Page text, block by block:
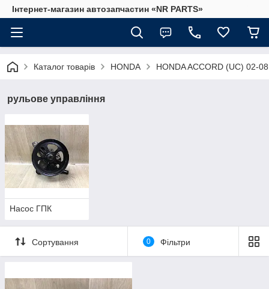
Інтернет-магазин автозапчастин «NR PARTS»
Каталог товарів HONDA HONDA ACCORD (UC) 02-08
рульове управління
Насос ГПК
Сортування 0 Фільтри